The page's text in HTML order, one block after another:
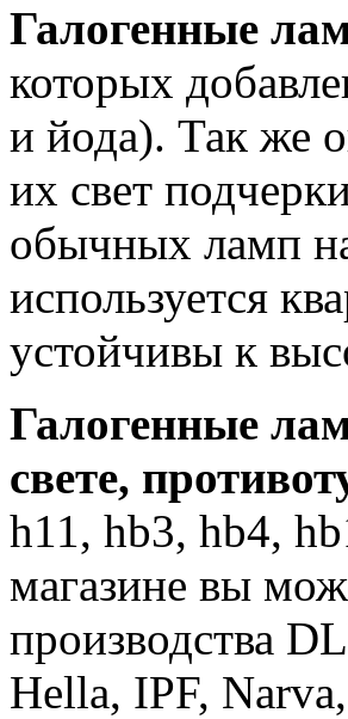
Галогенные
которых
и йода). Так же
их свет
обычных ламп
используется
устойчивы к
Галогенные
свете,
h11, hb3, hb4,
магазине вы
производства
Hella, IPF,